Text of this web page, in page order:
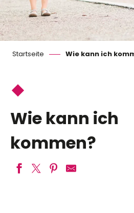
Startseite Wie kann ich
Wie kann ich
kommen?